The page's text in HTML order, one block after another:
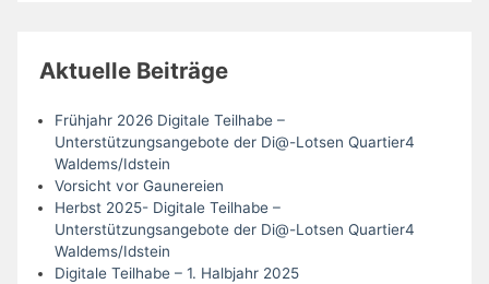
Aktuelle Beiträge
Frühjahr 2026 Digitale Teilhabe –
Unterstützungsangebote der Di@-Lotsen Quartier4
Waldems/Idstein
Vorsicht vor Gaunereien
Herbst 2025- Digitale Teilhabe –
Unterstützungsangebote der Di@-Lotsen Quartier4
Waldems/Idstein
Digitale Teilhabe – 1. Halbjahr 2025